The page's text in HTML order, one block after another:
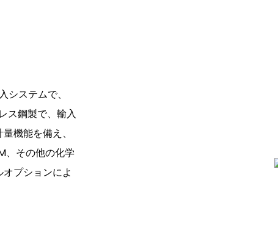
ステムで、
ス鋼製で、輸入
機能を備え、
、その他の化学
プションによ